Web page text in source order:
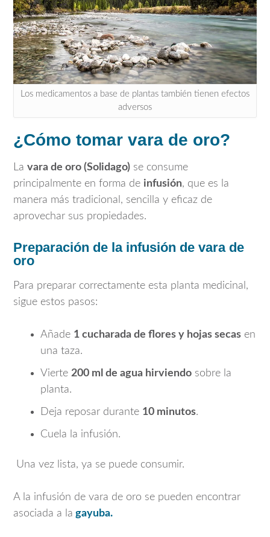
Los medicamentos a base de plantas también tienen efectos
adversos
¿Cómo tomar vara de oro?
La vara de oro (Solidago) se consume
principalmente en forma de infusión, que es la
manera más tradicional, sencilla y eficaz de
aprovechar sus propiedades.
Preparación de la infusión de vara de
oro
Para preparar correctamente esta planta medicinal,
sigue estos pasos:
Añade 1 cucharada de flores y hojas secas en
una taza.
Vierte 200 ml de agua hirviendo sobre la
planta.
Deja reposar durante 10 minutos.
Cuela la infusión.
Una vez lista, ya se puede consumir.
A la infusión de vara de oro se pueden encontrar
asociada a la gayuba.